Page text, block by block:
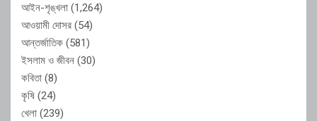
আইন-শৃঙ্খলা (1,264)
আওয়ামী দোসর (54)
আন্তর্জাতিক (581)
ইসলাম ও জীবন (30)
কবিতা (8)
কৃষি (24)
খেলা (239)